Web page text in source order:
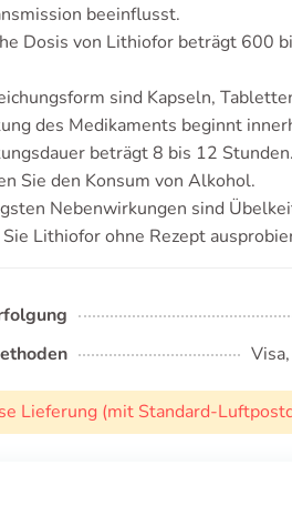
beeinflusst.
Dosis von Lithiofor beträgt 600
sind Kapseln,
des Medikaments beginnt
beträgt 8 bis 12 Stunden.
Sie den Konsum von Alkohol.
Nebenwirkungen sind
Lithiofor ohne Rezept
Lieferung (mit Standard-